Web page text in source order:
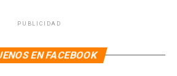
PUBLICIDAD
EN FACEBOOK